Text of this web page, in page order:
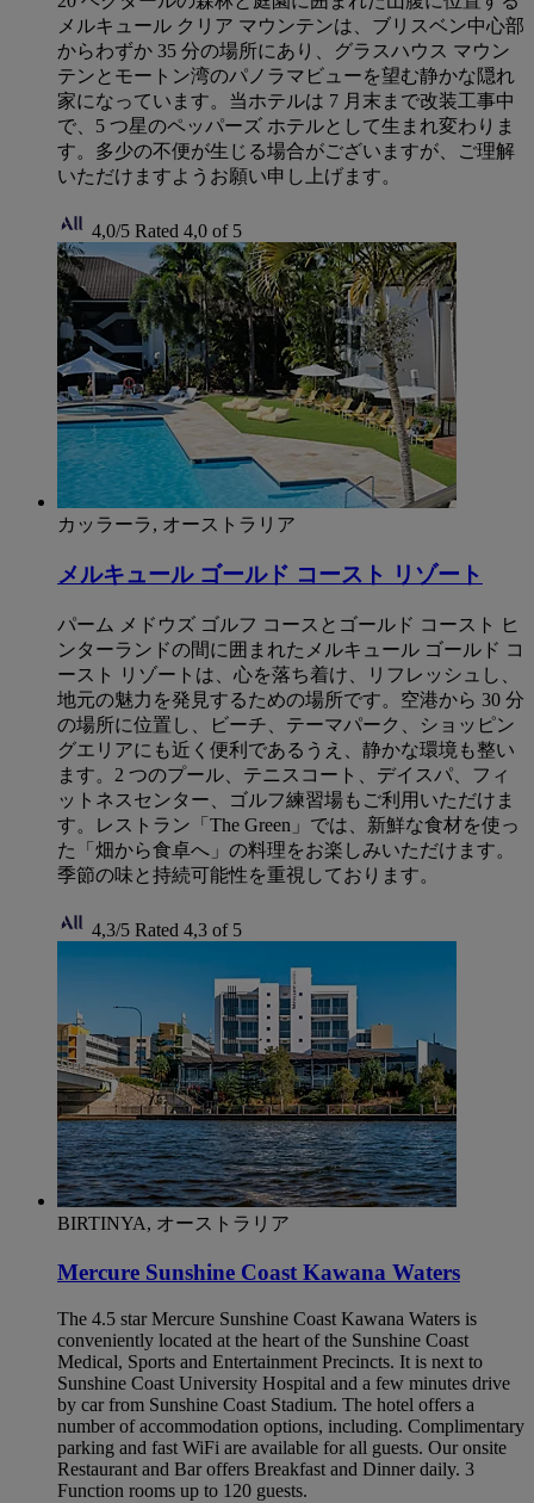
メルキュール クリア マウンテンは、ブリスベン中心部
からわずか 35 分の場所にあり、グラスハウス マウン
テンとモートン湾のパノラマビューを望む静かな隠れ
家になっています。当ホテルは 7 月末まで改装工事中
で、5 つ星のペッパーズ ホテルとして生まれ変わりま
す。多少の不便が生じる場合がございますが、ご理解
いただけますようお願い申し上げます。
4,0/5 Rated 4,0 of 5
カッラーラ, オーストラリア
メルキュール ゴールド コースト リゾート
パーム メドウズ ゴルフ コースとゴールド コースト ヒ
ンターランドの間に囲まれたメルキュール ゴールド コ
ースト リゾートは、心を落ち着け、リフレッシュし、
地元の魅力を発見するための場所です。空港から 30 分
の場所に位置し、ビーチ、テーマパーク、ショッピン
グエリアにも近く便利であるうえ、静かな環境も整い
ます。2 つのプール、テニスコート、デイスパ、フィ
ットネスセンター、ゴルフ練習場もご利用いただけま
す。レストラン「The Green」では、新鮮な食材を使っ
た「畑から食卓へ」の料理をお楽しみいただけます。
季節の味と持続可能性を重視しております。
4,3/5 Rated 4,3 of 5
BIRTINYA, オーストラリア
Mercure Sunshine Coast Kawana Waters
The 4.5 star Mercure Sunshine Coast Kawana Waters is
conveniently located at the heart of the Sunshine Coast
Medical, Sports and Entertainment Precincts. It is next to
Sunshine Coast University Hospital and a few minutes drive
by car from Sunshine Coast Stadium. The hotel offers a
number of accommodation options, including. Complimentary
parking and fast WiFi are available for all guests. Our onsite
Restaurant and Bar offers Breakfast and Dinner daily. 3
Function rooms up to 120 guests.